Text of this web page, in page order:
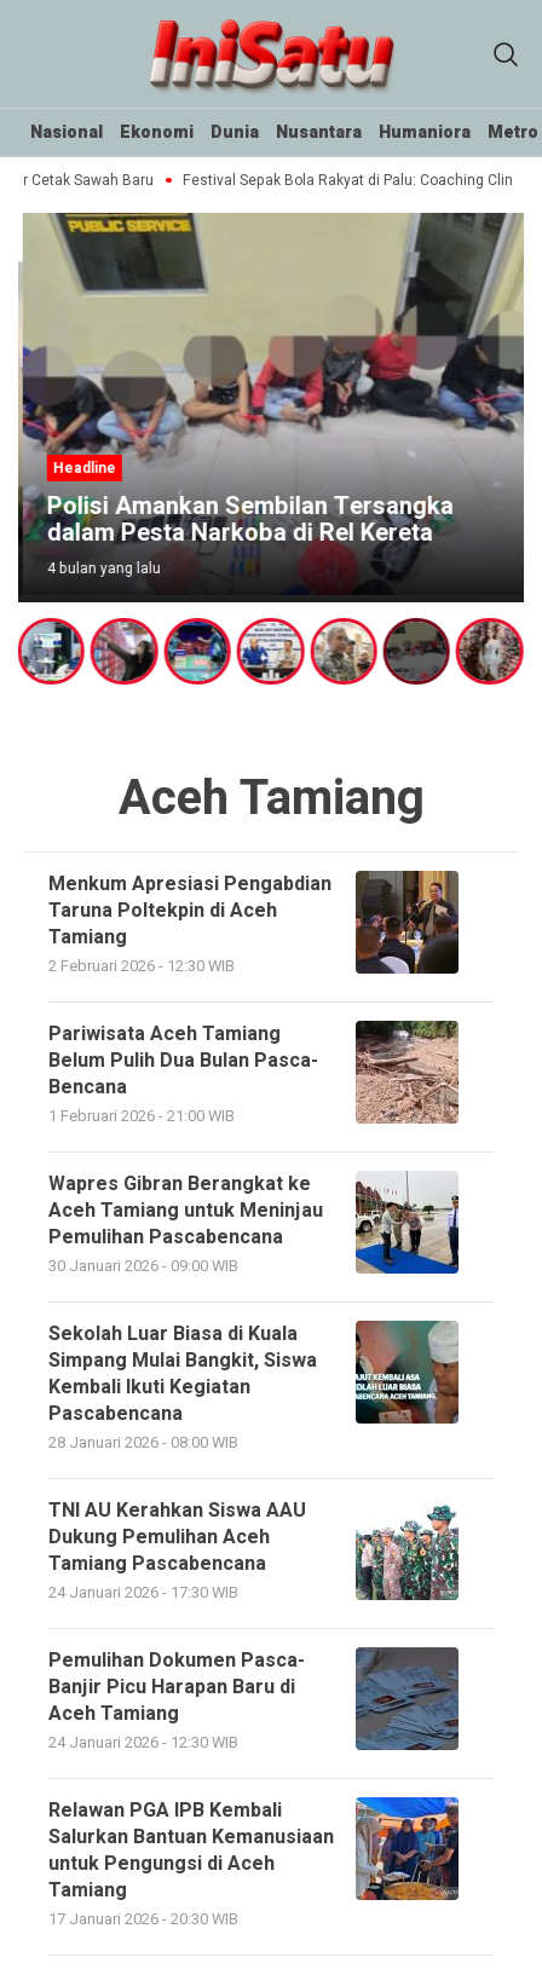
Nasional Ekonomi Dunia Nusantara Humaniora Metro
Cetak Sawah Baru Festival Sepak Bola Rakyat di Palu: Coaching Clinic
Headline
Polisi Amankan Sembilan Tersangka
dalam Pesta Narkoba di Rel Kereta
4 bulan yang lalu
Aceh Tamiang
Menkum Apresiasi Pengabdian
Taruna Poltekpin di Aceh
Tamiang
2 Februari 2026 - 12:30 WIB
Pariwisata Aceh Tamiang
Belum Pulih Dua Bulan Pasca-
Bencana
1 Februari 2026 - 21:00 WIB
Wapres Gibran Berangkat ke
Aceh Tamiang untuk Meninjau
Pemulihan Pascabencana
30 Januari 2026 - 09:00 WIB
Sekolah Luar Biasa di Kuala
Simpang Mulai Bangkit, Siswa
Kembali Ikuti Kegiatan
Pascabencana
28 Januari 2026 - 08:00 WIB
TNI AU Kerahkan Siswa AAU
Dukung Pemulihan Aceh
Tamiang Pascabencana
24 Januari 2026 - 17:30 WIB
Pemulihan Dokumen Pasca-
Banjir Picu Harapan Baru di
Aceh Tamiang
24 Januari 2026 - 12:30 WIB
Relawan PGA IPB Kembali
Salurkan Bantuan Kemanusiaan
untuk Pengungsi di Aceh
Tamiang
17 Januari 2026 - 20:30 WIB